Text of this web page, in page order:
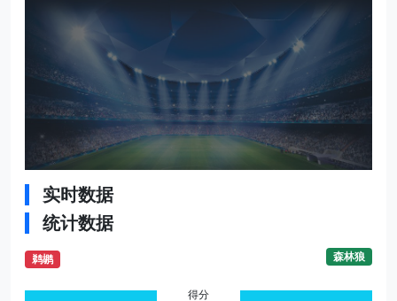
实时数据
统计数据
鹈鹕 森林狼
得分